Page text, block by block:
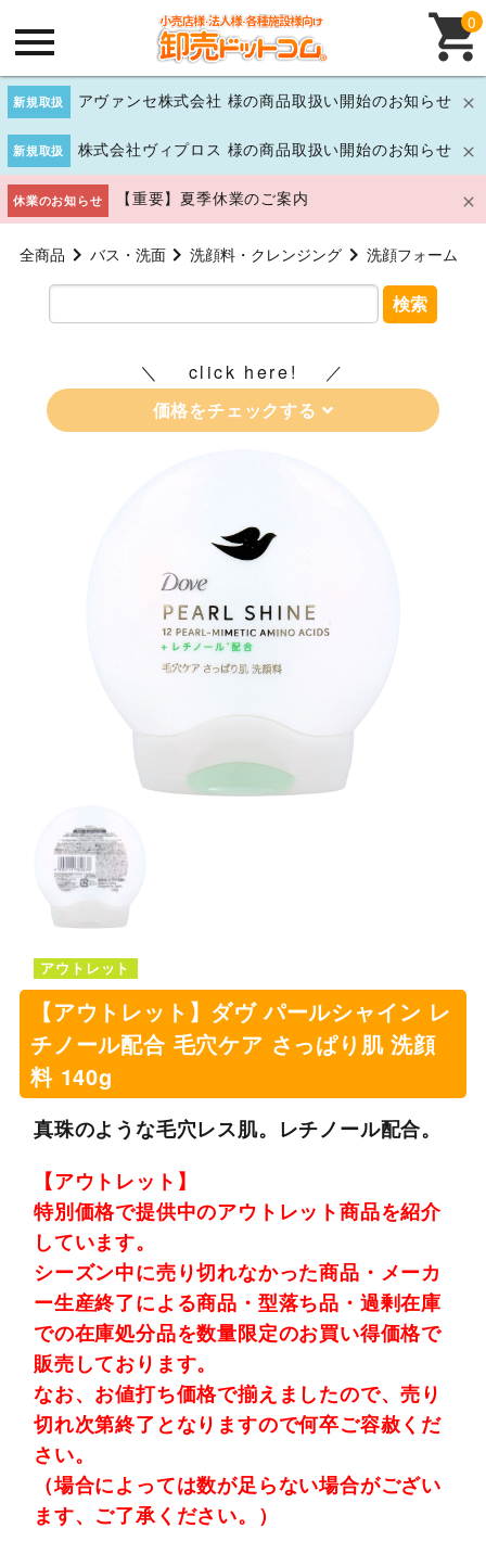
新規取扱 アヴァンセ株式会社 様の商品取扱い開始のお知らせ
新規取扱 株式会社ヴィプロス 様の商品取扱い開始のお知らせ
休業のお知らせ 【重要】夏季休業のご案内
0
全商品 バス・洗面 洗顔料・クレンジング 洗顔フォーム
検索
click here!
価格をチェックする
アウトレット
【アウトレット】ダヴ パールシャイン レ
チノール配合 毛穴ケア さっぱり肌 洗顔
料 140g
真珠のような毛穴レス肌。レチノール配合。
【アウトレット】
特別価格で提供中のアウトレット商品を紹介
しています。
シーズン中に売り切れなかった商品・メーカ
ー生産終了による商品・型落ち品・過剰在庫
での在庫処分品を数量限定のお買い得価格で
販売しております。
なお、お値打ち価格で揃えましたので、売り
切れ次第終了となりますので何卒ご容赦くだ
さい。
（場合によっては数が足らない場合がござい
ます、ご了承ください。）